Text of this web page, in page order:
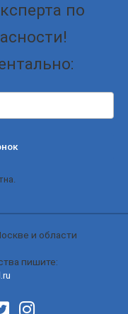
по
и области
пишите: